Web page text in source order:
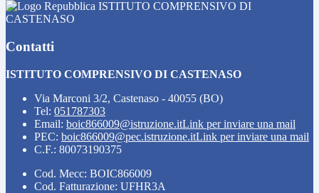
ISTITUTO COMPRENSIVO DI
CASTENASO
Contatti
ISTITUTO COMPRENSIVO DI CASTENASO
Via Marconi 3/2, Castenaso - 40055 (BO)
Tel: 051787303
Email: boic866009@istruzione.itLink per inviare una mail
PEC: boic866009@pec.istruzione.itLink per inviare una mail
C.F.: 80073190375
Cod. Mecc: BOIC866009
Cod. Fatturazione: UFHR3A